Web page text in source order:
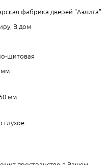
фабрика дверей "Аэлита"
В дом
щитовая
мм
мм
глухое